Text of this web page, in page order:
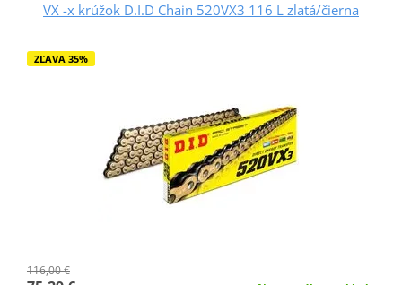
VX -x krúžok D.I.D Chain 520VX3 116 L zlatá/čierna
ZĽAVA 35%
116,00 €